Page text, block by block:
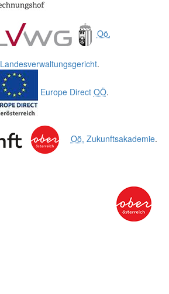
Oö.
Landesverwaltungsgericht.
Europe Direct OÖ.
Oö. Zukunftsakademie.